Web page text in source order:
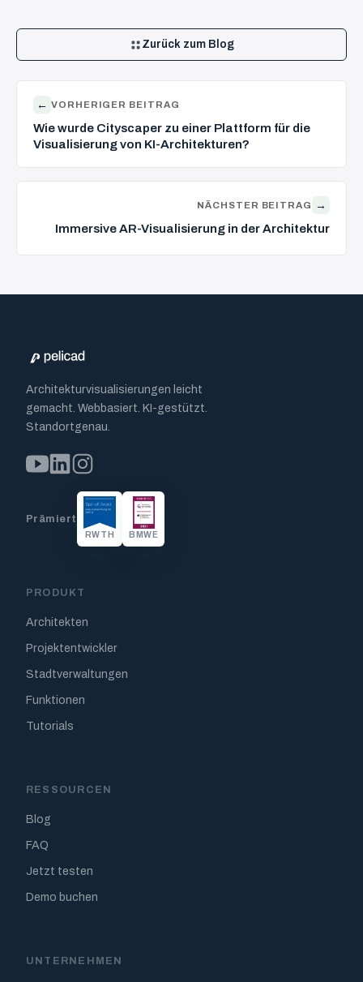
← VORHERIGER BEITRAG
Wie wurde Cityscaper zu einer Plattform für die
Visualisierung von KI-Architekturen?
Zurück zum Blog
NÄCHSTER BEITRAG →
Immersive AR-Visualisierung in der Architektur
Architekturvisualisierungen leicht
gemacht. Webbasiert. KI-gestützt.
Standortgenau.
Prämiert
RWTH BMWE
PRODUKT
Architekten
Projektentwickler
Stadtverwaltungen
Funktionen
Tutorials
RESSOURCEN
Blog
FAQ
Jetzt testen
Demo buchen
UNTERNEHMEN